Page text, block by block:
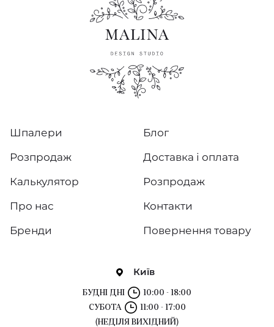
Київ
БУДНІ ДНІ
10:00 - 18:00
СУБОТА
11:00 - 17:00
(НЕДІЛЯ ВИХІДНИЙ)
Шпалери
Розпродаж
Калькулятор
Про нас
Бренди
Блог
Доставка і оплата
Розпродаж
Контакти
Повернення товару